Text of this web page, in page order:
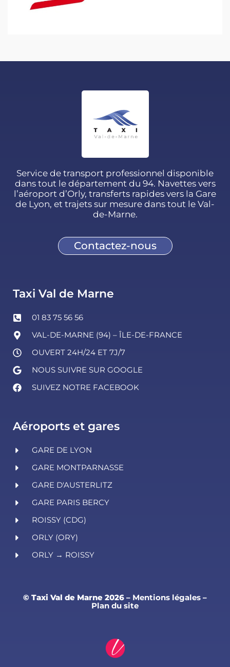
Service de transport professionnel disponible
dans tout le département du 94. Navettes vers
l’aéroport d’Orly, transferts rapides vers la Gare
de Lyon, et trajets sur mesure dans tout le Val-
de-Marne.
Contactez-nous
01 83 75 56 56
VAL-DE-MARNE (94) – ÎLE-DE-FRANCE
OUVERT 24H/24 ET 7J/7
NOUS SUIVRE SUR GOOGLE
SUIVEZ NOTRE FACEBOOK
Taxi Val de Marne
GARE DE LYON
GARE MONTPARNASSE
GARE D'AUSTERLITZ
GARE PARIS BERCY
ROISSY (CDG)
ORLY (ORY)
ORLY → ROISSY
Aéroports et gares
© Taxi Val de Marne 2026 – Mentions légales –
Plan du site